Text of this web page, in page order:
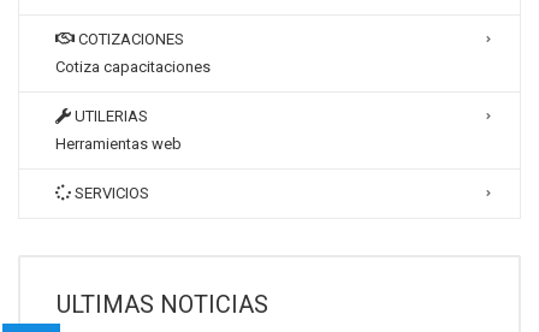
COTIZACIONES
Cotiza capacitaciones
UTILERIAS
Herramientas web
SERVICIOS
ULTIMAS NOTICIAS